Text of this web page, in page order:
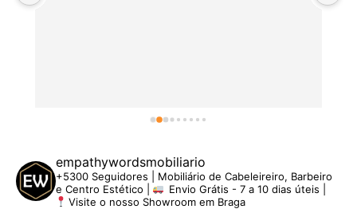
empathywordsmobiliario
+5300 Seguidores | Mobiliário de Cabeleireiro, Barbeiro
e Centro Estético |
Envio Grátis - 7 a 10 dias úteis |
Visite o nosso Showroom em Braga